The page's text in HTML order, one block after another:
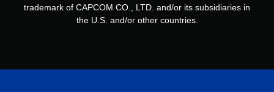
trademark of CAPCOM CO., LTD. and/or its subsidiaries in
the U.S. and/or other countries.